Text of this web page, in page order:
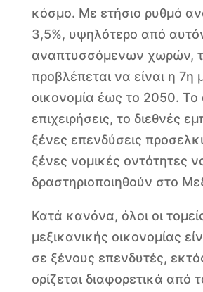
κόσμο. Με ετήσιο ρυθμό
3,5%, υψηλότερο από
αναπτυσσόμενων χωρών,
προβλέπεται να είναι η 7η
οικονομία έως το 2050. Το
επιχειρήσεις, το διεθνές
ξένες επενδύσεις
ξένες νομικές οντότητες
δραστηριοποιηθούν στο
Κατά κανόνα, όλοι οι
μεξικανικής οικονομίας
σε ξένους επενδυτές,
ορίζεται διαφορετικά από